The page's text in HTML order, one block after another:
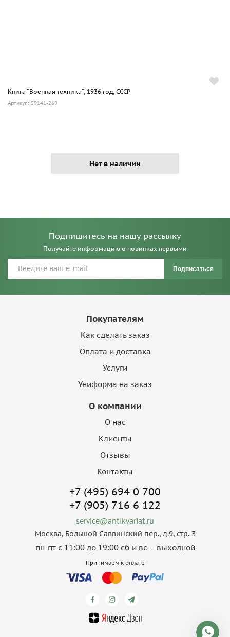
Книга "Военная техника", 1936 год, СССР
Артикул: 59141-269
Нет в наличии
Подпишитесь на нашу рассылку
Получайте информацию о новинках первыми
Подписаться
Покупателям
Как сделать заказ
Оплата и доставка
Услуги
Униформа на заказ
О компании
О нас
Клиенты
Отзывы
Контакты
+7 (495) 694 0 700
+7 (905) 716 6 122
service@antikvariat.ru
Москва, Большой Саввинский пер., д.9, стр. 3
пн-пт с 11:00 до 19:00 сб и вс – выходной
Принимаем к оплате